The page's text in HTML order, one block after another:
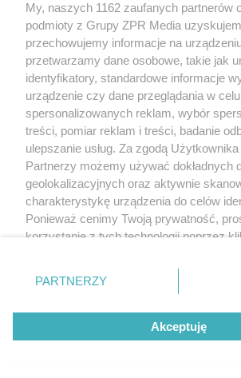
My, naszych 1162 zaufanych partnerów
podmioty z Grupy ZPR Media
przechowujemy informacje na
przetwarzamy dane osobowe, takie jak
identyfikatory, standardowe informacje
urządzenie czy dane przeglądania w
spersonalizowanych reklam, wybór
treści, pomiar reklam i treści, badanie
ulepszanie usług. Za zgodą
Partnerzy możemy używać dokładnych
geolokalizacyjnych oraz aktywnie
charakterystykę urządzenia do celów
Ponieważ cenimy Twoją prywatność,
korzystanie z tych technologii poprzez
zmienić/wycofać klikając przycisk
znajdujący się w lewym dolnym rogu
rodzaje przetwarzania danych nie
użytkownika, ale masz prawo sprzeciwić
przetwarzaniu. Preferencje będą miały
PARTNERZY
Akceptuję